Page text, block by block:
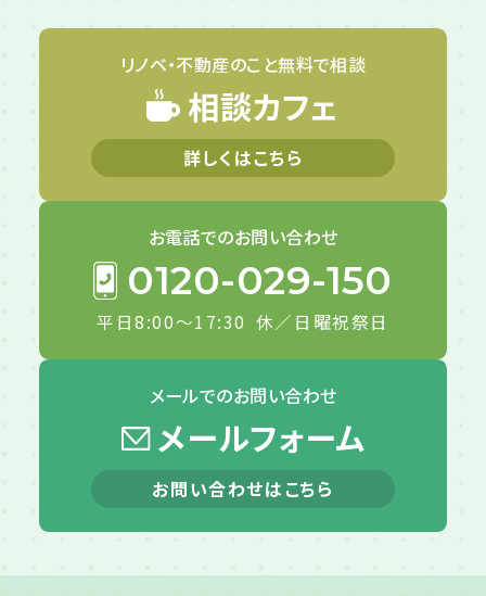
リノベ・不動産のこと無料で相談
相談カフェ
詳しくはこちら
お電話でのお問い合わせ
0120-029-150
平日8:00～17:30 休／日曜祝祭日
メールでのお問い合わせ
メールフォーム
お問い合わせはこちら